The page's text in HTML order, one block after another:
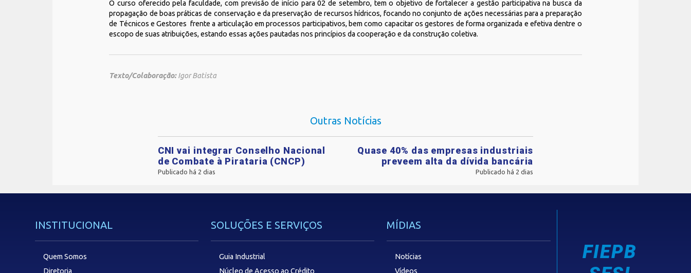
O curso oferecido pela faculdade, com previsão de início para 02 de setembro, tem o objetivo de fortalecer a gestão participativa na busca da
propagação de boas práticas de conservação e da preservação de recursos hídricos, focando no conjunto de ações necessárias para a preparação
de Técnicos e Gestores frente a articulação em processos participativos, bem como capacitar os gestores de forma organizada e efetiva dentre o
escopo de suas atribuições, estando essas ações pautadas nos princípios da cooperação e da construção coletiva.
Texto/Colaboração:Igor Batista
Outras Notícias
CNI vai integrar Conselho Nacional
de Combate à Pirataria (CNCP)
Publicado há 2 dias
Quase 40% das empresas industriais
preveem alta da dívida bancária
Publicado há 2 dias
INSTITUCIONAL
Quem Somos
Diretoria
SOLUÇÕES E SERVIÇOS
Guia Industrial
Núcleo de Acesso ao Crédito
MÍDIAS
Notícias
Vídeos
FIEPB